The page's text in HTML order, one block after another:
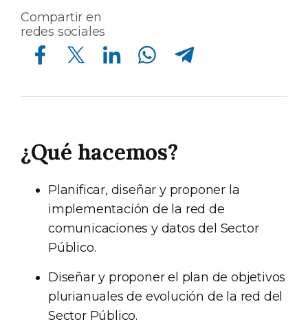
Compartir en
redes sociales
Compartir en Facebook Compartir en Twitter Compartir en Linkedin Compartir en Whatsapp Compartir en Telegram
¿Qué hacemos?
Planificar, diseñar y proponer la
implementación de la red de
comunicaciones y datos del Sector
Público.
Diseñar y proponer el plan de objetivos
plurianuales de evolución de la red del
Sector Público.